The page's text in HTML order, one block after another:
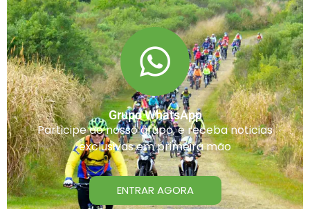
Grupo WhatsApp
Participe do nosso grupo, e receba noticias
exclusivas em primeira mão
ENTRAR AGORA